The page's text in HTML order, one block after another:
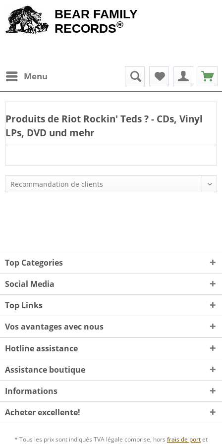
BEAR FAMILY
RECORDS®
Menu
Produits de Riot Rockin' Teds? - CDs, Vinyl
LPs, DVD und mehr
Top Categories
Social Media
Top Links
Vos avantages avec nous
Hotline assistance
Assistance boutique
Informations
Acheter excellente!
* Tous les prix sont indiqués TVA légale comprise, hors frais de portet